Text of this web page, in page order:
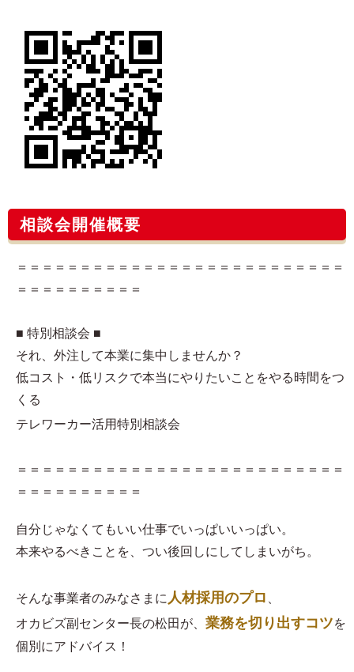
相談会開催概要
＝＝＝＝＝＝＝＝＝＝＝＝＝＝＝＝＝＝＝＝＝＝＝＝＝＝
＝＝＝＝＝＝＝＝＝＝
■ 特別相談会 ■
それ、外注して本業に集中しませんか？
低コスト・低リスクで本当にやりたいことをやる時間をつ
くる
テレワーカー活用特別相談会
＝＝＝＝＝＝＝＝＝＝＝＝＝＝＝＝＝＝＝＝＝＝＝＝＝＝
＝＝＝＝＝＝＝＝＝＝
自分じゃなくてもいい仕事でいっぱいいっぱい。
本来やるべきことを、つい後回しにしてしまいがち。
そんな事業者のみなさまに 人材採用のプロ
オカビズ副センター長の松田が、 業務を切り出すコツを
個別にアドバイス！